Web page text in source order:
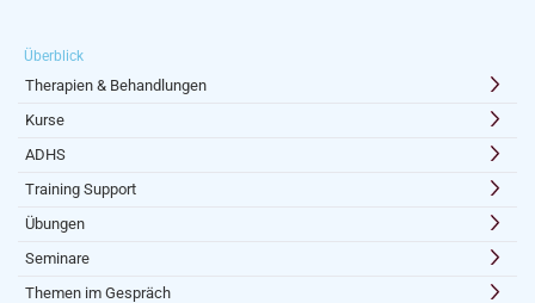
Überblick
Therapien & Behandlungen
Kurse
ADHS
Training Support
Übungen
Seminare
Themen im Gespräch